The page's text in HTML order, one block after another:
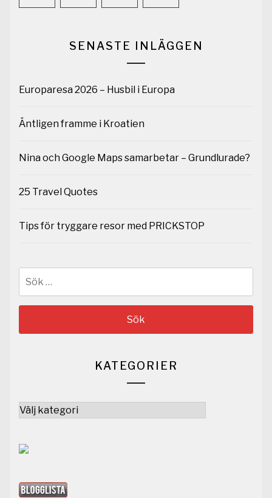
SENASTE INLÄGGEN
Europaresa 2026 – Husbil i Europa
Äntligen framme i Kroatien
Nina och Google Maps samarbetar – Grundlurade?
25 Travel Quotes
Tips för tryggare resor med PRICKSTOP
KATEGORIER
Kategorier